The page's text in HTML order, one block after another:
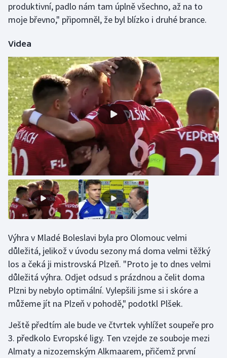
Olympijské hry
Plavání
Plážový volejbal
Ragby
Rychlobruslení
Rychlostní kanoistika
Short track
Sportovní střelba
Triatlon
Veslování
Vodní slalom
Volejbal
Ostatní
produktivní, padlo nám tam úplně všechno, až na to
moje břevno," připomněl, že byl blízko i druhé brance.
Videa
Výhra v Mladé Boleslavi byla pro Olomouc velmi
důležitá, jelikož v úvodu sezony má doma velmi těžký
los a čeká ji mistrovská Plzeň. "Proto je to dnes velmi
důležitá výhra. Odjet odsud s prázdnou a čelit doma
Plzni by nebylo optimální. Vylepšili jsme si i skóre a
můžeme jít na Plzeň v pohodě," podotkl Plšek.
Ještě předtím ale bude ve čtvrtek vyhlížet soupeře pro
3. předkolo Evropské ligy. Ten vzejde ze souboje mezi
Almaty a nizozemským Alkmaarem, přičemž první